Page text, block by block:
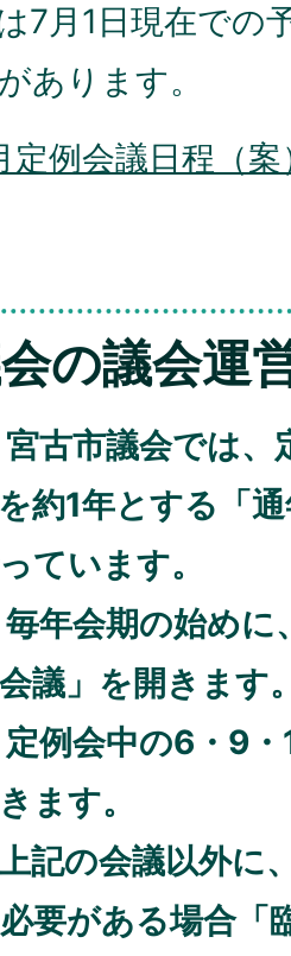
7月1日現在での
あります。
定例会議日程（
の議会運
宮古市議会では
約1年とする「
ています。
毎年会期の始め
議」を開きます
定例会中の6・9
ます。
上記の会議以外
要がある場合「